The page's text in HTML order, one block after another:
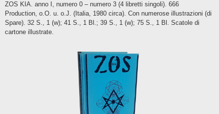
Kontakt
AGB
ZOS KIA. anno I, numero 0 – numero 3 (4 libretti singoli). 666
Production, o.O. u. o.J. (Italia, 1980 circa). Con numerose illustrazioni (di
Spare). 32 S., 1 (w); 41 S., 1 Bl.; 39 S., 1 (w); 75 S., 1 Bl. Scatole di
cartone illustrate.